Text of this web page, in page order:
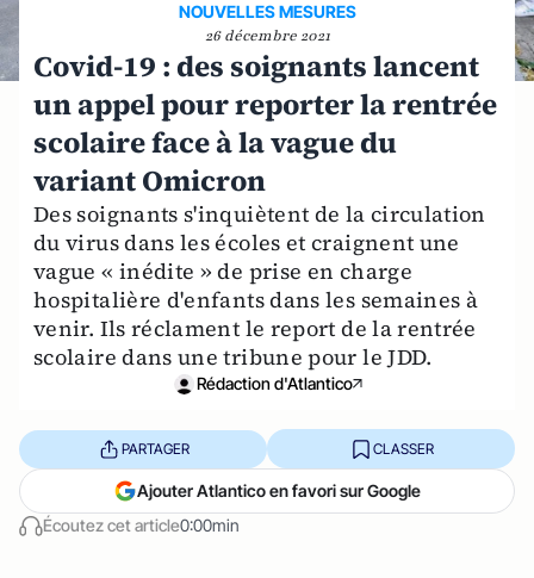
NOUVELLES MESURES
26 décembre 2021
Covid-19 : des soignants lancent
un appel pour reporter la rentrée
scolaire face à la vague du
variant Omicron
Des soignants s'inquiètent de la circulation
du virus dans les écoles et craignent une
vague « inédite » de prise en charge
hospitalière d'enfants dans les semaines à
venir. Ils réclament le report de la rentrée
scolaire dans une tribune pour le JDD.
Rédaction d'Atlantico
Écoutez cet article0:00min
PARTAGER CLASSER
Ajouter Atlantico en favori sur Google